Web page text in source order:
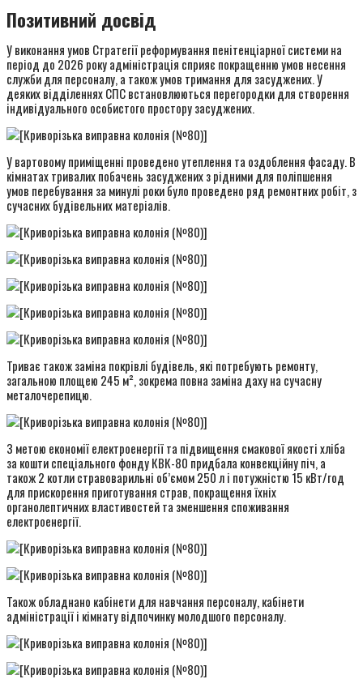
Позитивний досвід
У виконання умов Стратегії реформування пенітенціарної системи на
період до 2026 року адміністрація сприяє покращенню умов несення
служби для персоналу, а також умов тримання для засуджених. У
деяких відділеннях СПС встановлюються перегородки для створення
індивідуального особистого простору засуджених.
У вартовому приміщенні проведено утеплення та оздоблення фасаду. В
кімнатах тривалих побачень засуджених з рідними для поліпшення
умов перебування за минулі роки було проведено ряд ремонтних робіт, з
сучасних будівельних матеріалів.
Триває також заміна покрівлі будівель, які потребують ремонту,
загальною площею 245 м², зокрема повна заміна даху на сучасну
металочерепицю.
З метою економії електроенергії та підвищення смакової якості хліба
за кошти спеціального фонду КВК-80 придбала конвекційну піч, а
також 2 котли стравоварильні об’ємом 250 л і потужністю 15 кВт/год
для прискорення приготування страв, покращення їхніх
органолептичних властивостей та зменшення споживання
електроенергії.
Також обладнано кабінети для навчання персоналу, кабінети
адміністрації і кімнату відпочинку молодшого персоналу.